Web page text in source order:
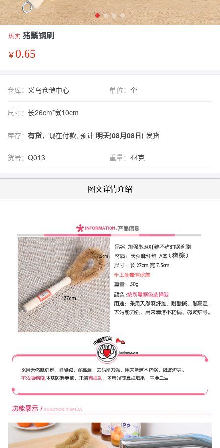
热卖 猪鬃锅刷
￥ 0.65
仓库： 义乌仓储中心 单位： 个
尺寸： 长26cm*宽10cm
库存： 有货，现在付款, 预计 明天(08月08日) 发货
货号： Q013 重量： 44克
图文详情介绍